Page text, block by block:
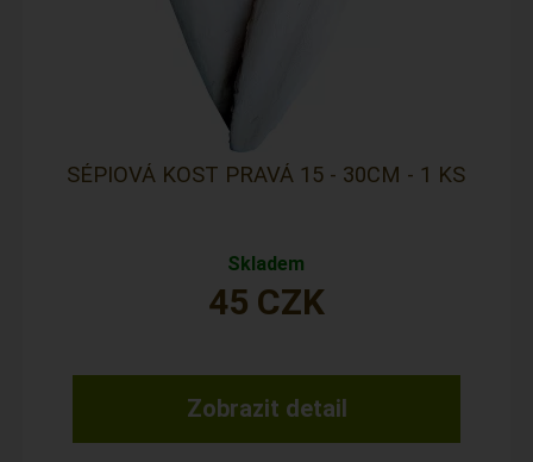
SÉPIOVÁ KOST PRAVÁ 15 - 30CM - 1 KS
Skladem
Zobrazit detail
45 CZK